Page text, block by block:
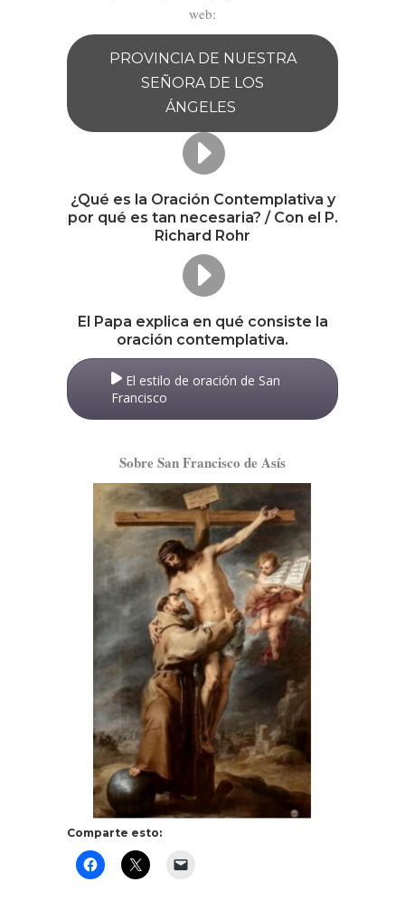
web:
PROVINCIA DE NUESTRA
SEÑORA DE LOS
ÁNGELES
¿Qué es la Oración Contemplativa y
por qué es tan necesaria? / Con el P.
Richard Rohr
El Papa explica en qué consiste la
oración contemplativa.
El estilo de oración de San
Francisco
Sobre San Francisco de Asís
Comparte esto: